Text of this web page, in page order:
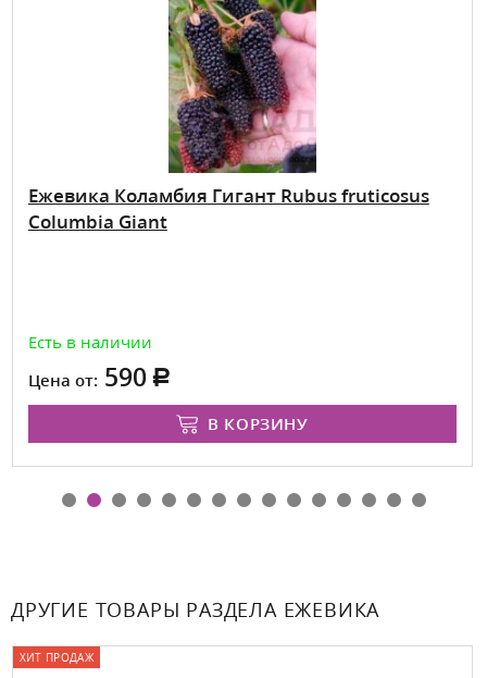
Ежевика Коламбия Гигант Rubus fruticosus
Columbia Giant
Есть в наличии
Цена от: 590
В КОРЗИНУ
ДРУГИЕ ТОВАРЫ РАЗДЕЛА ЕЖЕВИКА
ХИТ ПРОДАЖ